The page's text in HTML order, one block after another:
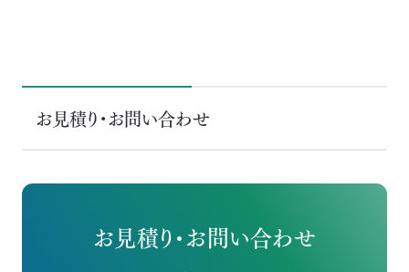
お見積り・お問い合わせ
お見積り・お問い合わせ